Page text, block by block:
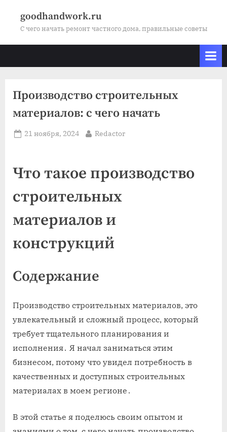
goodhandwork.ru
С чего начать ремонт частного дома, правильные советы
Производство строительных
материалов: с чего начать
Posted
21 ноября, 2024 By
Redactor
Что такое производство
строительных
материалов и
конструкций
Содержание
Производство строительных материалов, это
увлекательный и сложный процесс, который
требует тщательного планирования и
исполнения․ Я начал заниматься этим
бизнесом, потому что увидел потребность в
качественных и доступных строительных
материалах в моем регионе․
В этой статье я поделюсь своим опытом и